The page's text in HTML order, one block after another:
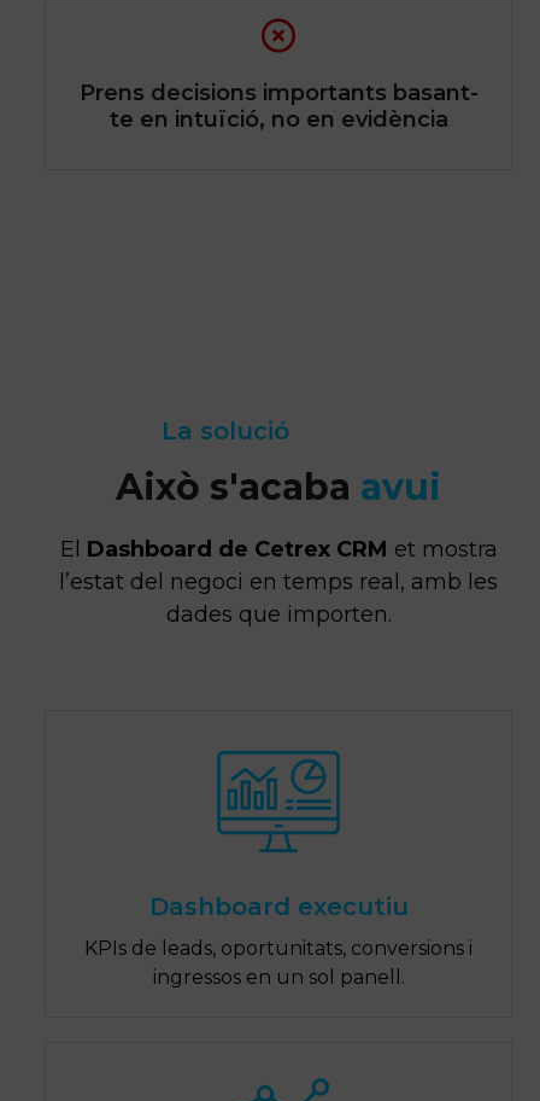
Prens decisions importants basant-
te en intuïció, no en evidència
La solució
Això s'acaba avui
El Dashboard de Cetrex CRM et mostra
l’estat del negoci en temps real, amb les
dades que importen.
Dashboard executiu
KPIs de leads, oportunitats, conversions i
ingressos en un sol panell.